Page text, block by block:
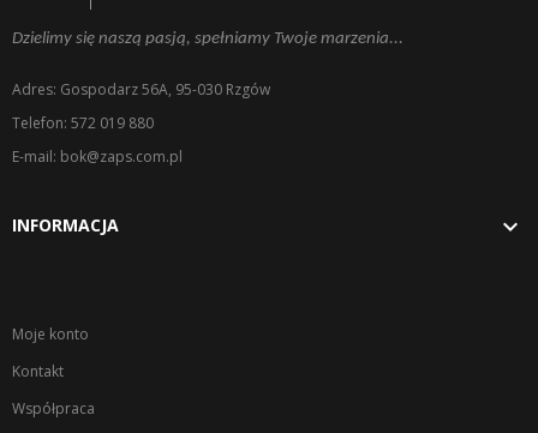
Dzielimy się naszą pasją, spełniamy Twoje marzenia...
Adres: Gospodarz 56A, 95-030 Rzgów
Telefon: 572 019 880
E-mail: bok@zaps.com.pl
INFORMACJA 
Moje konto
Kontakt
Współpraca